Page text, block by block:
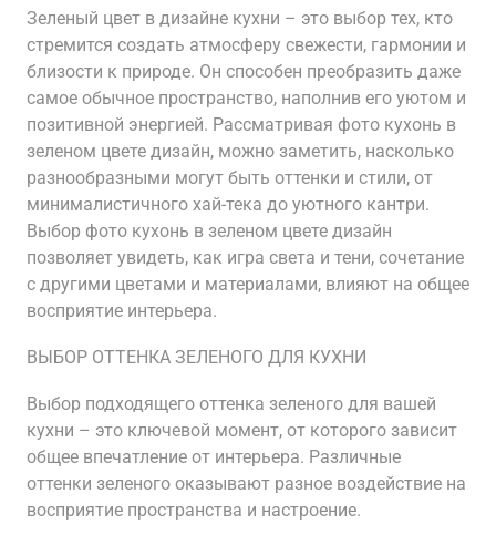
Зеленый цвет в дизайне кухни – это выбор тех, кто
стремится создать атмосферу свежести, гармонии и
близости к природе. Он способен преобразить даже
самое обычное пространство, наполнив его уютом и
позитивной энергией. Рассматривая фото кухонь в
зеленом цвете дизайн, можно заметить, насколько
разнообразными могут быть оттенки и стили, от
минималистичного хай-тека до уютного кантри.
Выбор фото кухонь в зеленом цвете дизайн
позволяет увидеть, как игра света и тени, сочетание
с другими цветами и материалами, влияют на общее
восприятие интерьера.
ВЫБОР ОТТЕНКА ЗЕЛЕНОГО ДЛЯ КУХНИ
Выбор подходящего оттенка зеленого для вашей
кухни – это ключевой момент, от которого зависит
общее впечатление от интерьера. Различные
оттенки зеленого оказывают разное воздействие на
восприятие пространства и настроение.